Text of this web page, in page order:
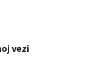
vezi